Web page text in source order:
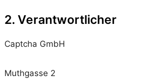
2. Verantwortlicher
Captcha GmbH
Muthgasse 2